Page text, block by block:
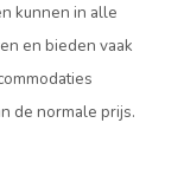
kunnen in alle
en bieden vaak
de normale prijs.